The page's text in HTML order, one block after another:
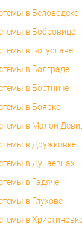
в Беловодске
в Бобровице
в Богуславе
в Болграде
в Бортниче
в Боярке
в Малой
в Дружковке
в Дунаевцах
в Гадяче
в Глухове
в